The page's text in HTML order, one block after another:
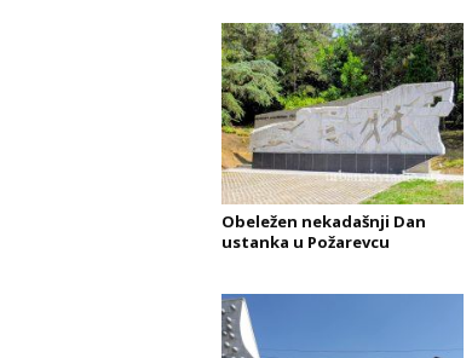
Obeležen nekadašnji Dan
ustanka u Požarevcu